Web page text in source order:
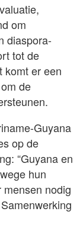
om
diaspora-
tot de
komt er een
de
Guyana
op de
“Guyana en
hun
nodig